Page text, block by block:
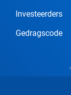
Investeerders
Gedragscode